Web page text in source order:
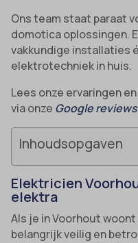
Ons team staat paraat
domotica oplossingen.
vakkundige installaties
elektrotechniek in huis.
Lees onze ervaringen
via onze Google
Inhoudsopgaven
Elektricien
elektra
Als je in Voorhout
belangrijk veilig en